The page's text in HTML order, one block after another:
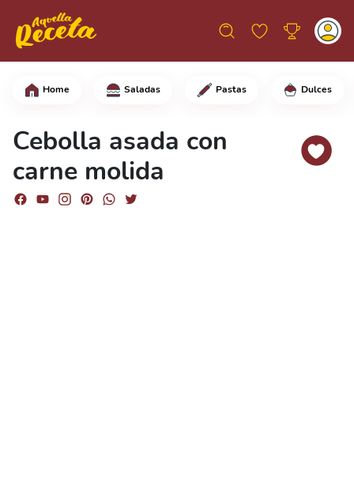
Home Saladas Pastas Dulces
Cebolla asada con
carne molida
Comienza cortando parcialmente